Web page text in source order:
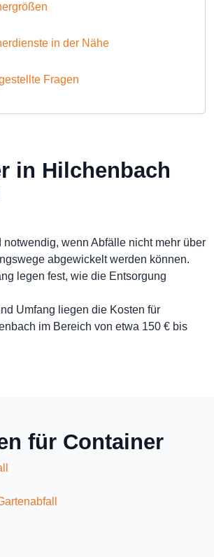
in der Nähe
Fragen
in Hilchenbach
notwendig, wenn Abfälle nicht mehr über
abgewickelt werden können.
legen fest, wie die Entsorgung
Umfang liegen die Kosten für
im Bereich von etwa 150 € bis
für Container